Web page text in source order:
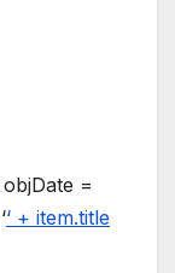
=
‘ + item.title